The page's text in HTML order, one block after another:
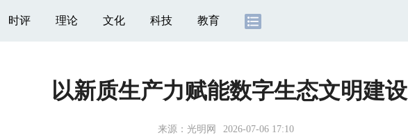
时评 理论 文化 科技 教育
以新质生产力赋能数字生态文明建设
来源： 光明网 2026-07-06 17:10